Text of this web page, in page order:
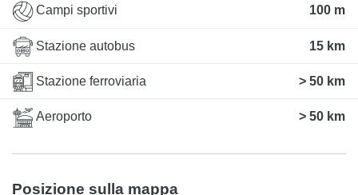
Campi sportivi 100 m
Stazione autobus 15 km
Stazione ferroviaria > 50 km
Aeroporto > 50 km
Posizione sulla mappa